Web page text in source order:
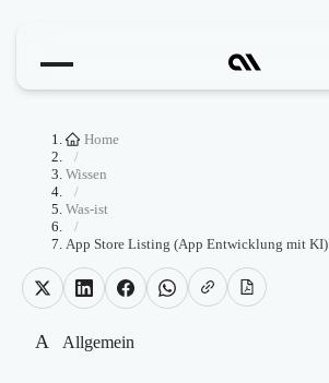
Home
/
Wissen
/
Was-ist
/
App Store Listing (App Entwicklung mit KI)
A Allgemein